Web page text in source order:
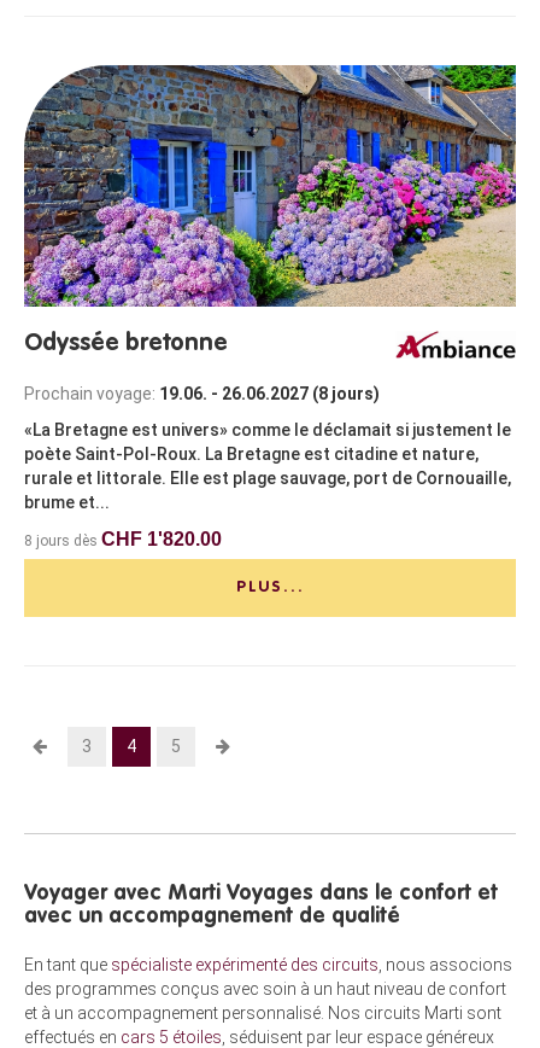
Odyssée bretonne
Prochain voyage: 19.06. - 26.06.2027 (8 jours)
«La Bretagne est univers» comme le déclamait si justement le
poète Saint-Pol-Roux. La Bretagne est citadine et nature,
rurale et littorale. Elle est plage sauvage, port de Cornouaille,
brume et...
8 jours dès CHF 1'820.00
PLUS...
3 4 5
Voyager avec Marti Voyages dans le confort et
avec un accompagnement de qualité
En tant que spécialiste expérimenté des circuits , nous associons
des programmes conçus avec soin à un haut niveau de confort
et à un accompagnement personnalisé. Nos circuits Marti sont
effectués en cars 5 étoiles , séduisent par leur espace généreux